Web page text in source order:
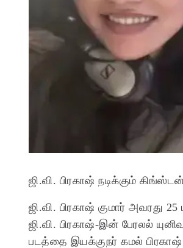
ஜி.வி. பிரகாஷ் நடிக்கும்
ஜி.வி. பிரகாஷ் குமார் அவரது
ஜி.வி. பிரகாஷ்-இன் பேரலல்
படத்தை இயக்குநர் கமல் பிரகாஷ்